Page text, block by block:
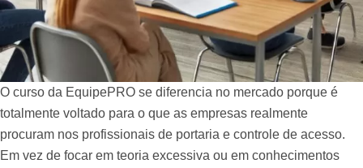
O curso da EquipePRO se diferencia no mercado porque é
totalmente voltado para o que as empresas realmente
procuram nos profissionais de portaria e controle de acesso.
Em vez de focar em teoria excessiva ou em conhecimentos